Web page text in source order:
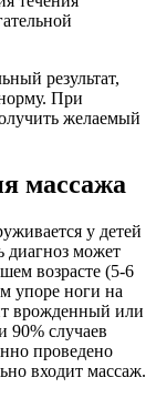
результат,
При
желаемый
массажа
у детей
диагноз может
возрасте (5-6
упоре ноги на
врожденный или
90% случаев
проведено
входит массаж.